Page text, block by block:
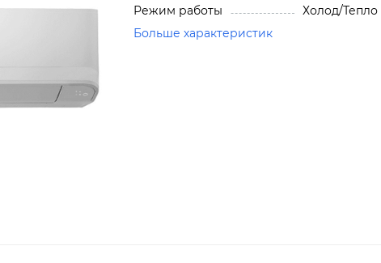
Режим работы
Холод/Тепло
Больше характеристик